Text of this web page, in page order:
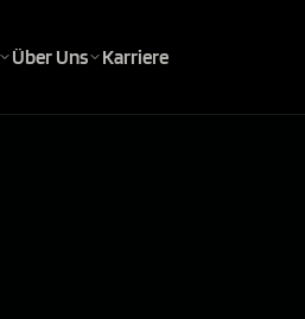
Über Uns Karriere